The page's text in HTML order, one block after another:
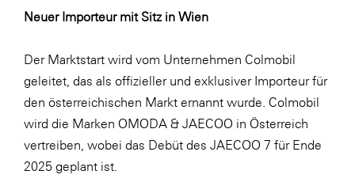
OMV
PAGRO
PHH Rechtsanwält:innen
Salesforce
Neuer Importeur mit Sitz in Wien
Der Marktstart wird vom Unternehmen Colmobil
geleitet, das als offizieller und exklusiver Importeur für
den österreichischen Markt ernannt wurde. Colmobil
wird die Marken OMODA & JAECOO in Österreich
vertreiben, wobei das Debüt des JAECOO 7 für Ende
2025 geplant ist.